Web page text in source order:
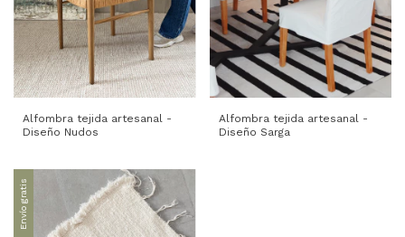
Alfombra tejida artesanal -
Diseño Nudos
Alfombra tejida artesanal -
Diseño Sarga
Envío gratis